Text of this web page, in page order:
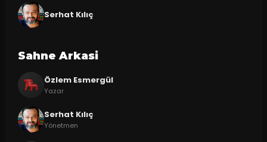
Serhat Kılıç
Sahne Arkasi
Özlem Esmergül
Yazar
Serhat Kılıç
Yönetmen